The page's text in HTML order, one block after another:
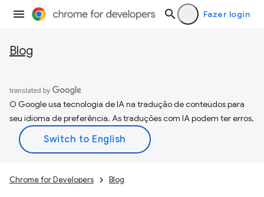
Fazer login
Blog
O Google usa tecnologia de IA na tradução de conteúdos para
seu idioma de preferência. As traduções com IA podem ter erros.
Chrome for Developers Blog